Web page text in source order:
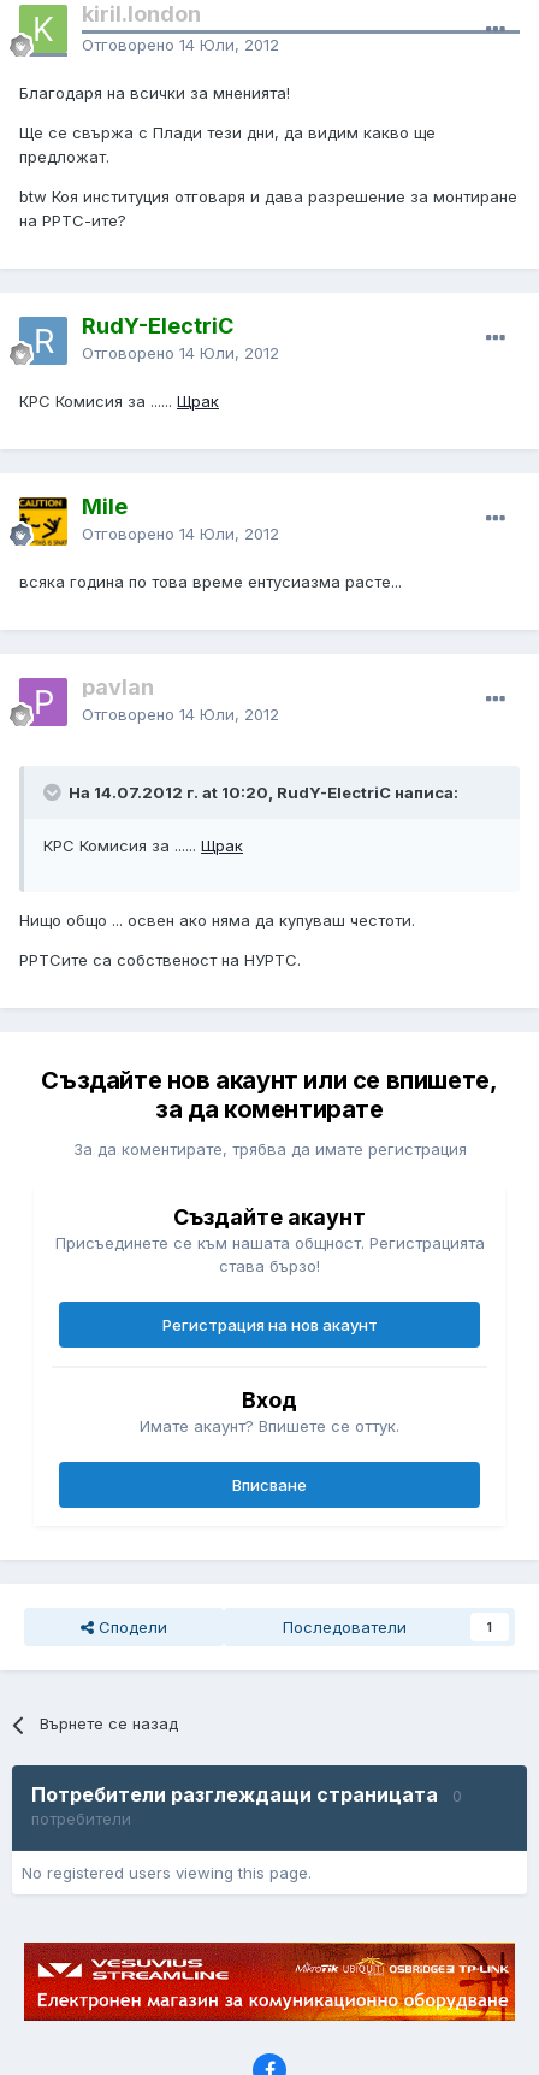
kiril.london
Отговорено 14 Юли, 2012
Благодаря на всички за мненията!
Ще се свържа с Плади тези дни, да видим какво ще
предложат.
btw Коя институция отговаря и дава разрешение за монтиране
на РРТС-ите?
RudY-ElectriC
Отговорено 14 Юли, 2012
КРС Комисия за ...... Щрак
Mile
Отговорено 14 Юли, 2012
всяка година по това време ентусиазма расте...
pavlan
Отговорено 14 Юли, 2012
На 14.07.2012 г. at 10:20, RudY-ElectriC написа:
КРС Комисия за ...... Щрак
Нищо общо ... освен ако няма да купуваш честоти.
РРТСите са собственост на НУРТС.
Създайте нов акаунт или се впишете,
за да коментирате
За да коментирате, трябва да имате регистрация
Създайте акаунт
Присъединете се към нашата общност. Регистрацията
става бързо!
Регистрация на нов акаунт
Вход
Имате акаунт? Впишете се оттук.
Вписване
Сподели Последователи 1
Върнете се назад
Потребители разглеждащи страницата
0
потребители
No registered users viewing this page.